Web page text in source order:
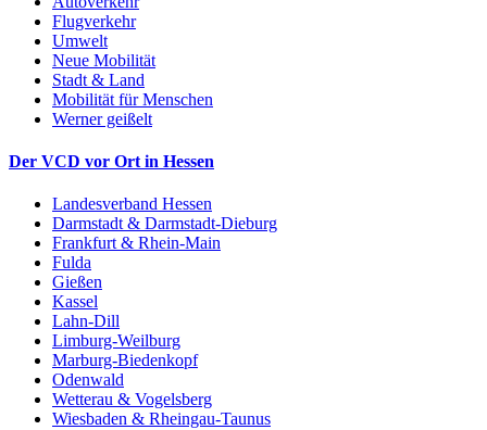
Flugverkehr
Umwelt
Neue Mobilität
Stadt & Land
Mobilität für Menschen
Werner geißelt
Der VCD vor Ort in Hessen
Landesverband Hessen
Darmstadt & Darmstadt-Dieburg
Frankfurt & Rhein-Main
Fulda
Gießen
Kassel
Lahn-Dill
Limburg-Weilburg
Marburg-Biedenkopf
Odenwald
Wetterau & Vogelsberg
Wiesbaden & Rheingau-Taunus